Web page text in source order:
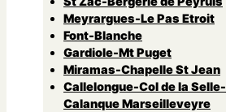
Meyrargues-Le Pas Etroit
Font-Blanche
Gardiole-Mt Puget
Miramas-Chapelle St Jean
Callelongue-Col de la Selle-
Calanque Marseilleveyre